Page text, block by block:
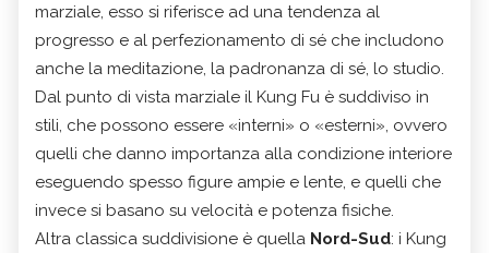
marziale, esso si riferisce ad una tendenza al
progresso e al perfezionamento di sé che includono
anche la meditazione, la padronanza di sé, lo studio.
Dal punto di vista marziale il Kung Fu è suddiviso in
stili, che possono essere «interni» o «esterni», ovvero
quelli che danno importanza alla condizione interiore
eseguendo spesso figure ampie e lente, e quelli che
invece si basano su velocità e potenza fisiche.
Altra classica suddivisione è quella Nord-Sud: i Kung